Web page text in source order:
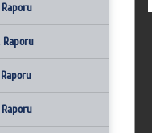
Üyeleri
Raporu